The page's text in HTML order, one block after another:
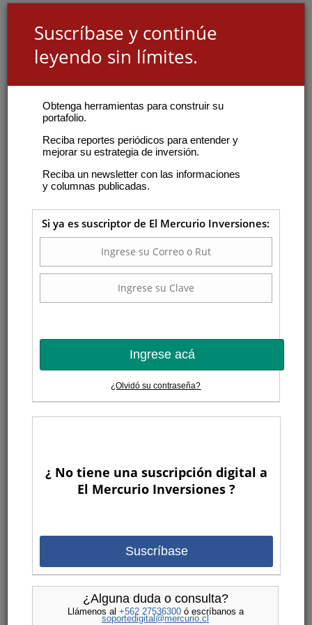
Suscríbase y continúe
leyendo sin límites.
Obtenga herramientas para construir su
portafolio.
Reciba reportes periódicos para entender y
mejorar su estrategia de inversión.
Reciba un newsletter con las informaciones
y columnas publicadas.
Si ya es suscriptor de El Mercurio Inversiones:
Ingrese acá
¿Olvidó su contraseña?
¿ No tiene una suscripción digital a
El Mercurio Inversiones ?
Suscríbase
¿Alguna duda o consulta?
Llámenos al +562 27536300ó escríbanos a
soportedigital@mercurio.cl